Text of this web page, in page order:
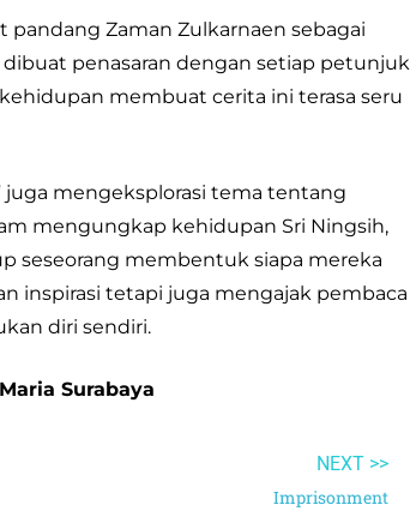
Zaman Zulkarnaen sebagai
penasaran dengan setiap petunjuk
membuat cerita ini terasa seru
juga mengeksplorasi tema tentang
mengungkap kehidupan Sri Ningsih,
seseorang membentuk siapa mereka
inspirasi tetapi juga mengajak pembaca
diri sendiri.
Surabaya
NEXT >>
Imprisonment